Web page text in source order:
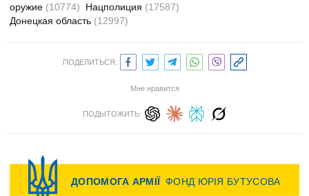
оружие (10774) Нацполиция (17587)
Донецкая область (12997)
ПОДЕЛИТЬСЯ:
Мне нравится
ПОДЫТОЖИТЬ: